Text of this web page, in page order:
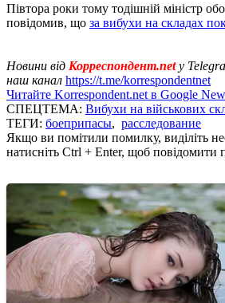
Півтора роки тому тодішній міністр
повідомив, що за вибухи на складах
Новини від Корреспондент.net у
наш канал https://t.me/korrespondentnet
Читайте Korrespondent.net в Google
СПЕЦТЕМА: Вибухи на військових
ТЕГИ: боеприпасы, расследование
Якщо ви помітили помилку, виділіть
натисніть Ctrl + Enter, щоб повідомити